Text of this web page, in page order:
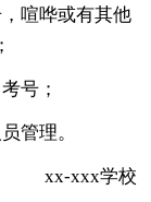
喧哗或有其他
号；
管理。
xx-xxx学校